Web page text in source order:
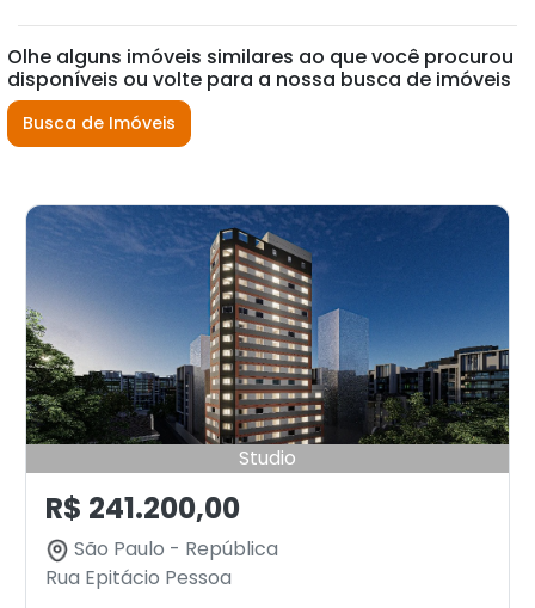
Olhe alguns imóveis similares ao que você procurou
disponíveis ou volte para a nossa busca de imóveis
Busca de Imóveis
Studio
R$ 241.200,00
São Paulo - República
Rua Epitácio Pessoa